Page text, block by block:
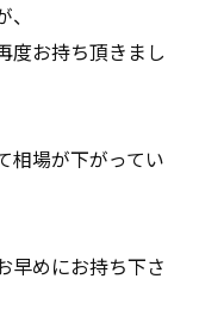
度お持ち頂きまし
相場が下がってい
早めにお持ち下さ